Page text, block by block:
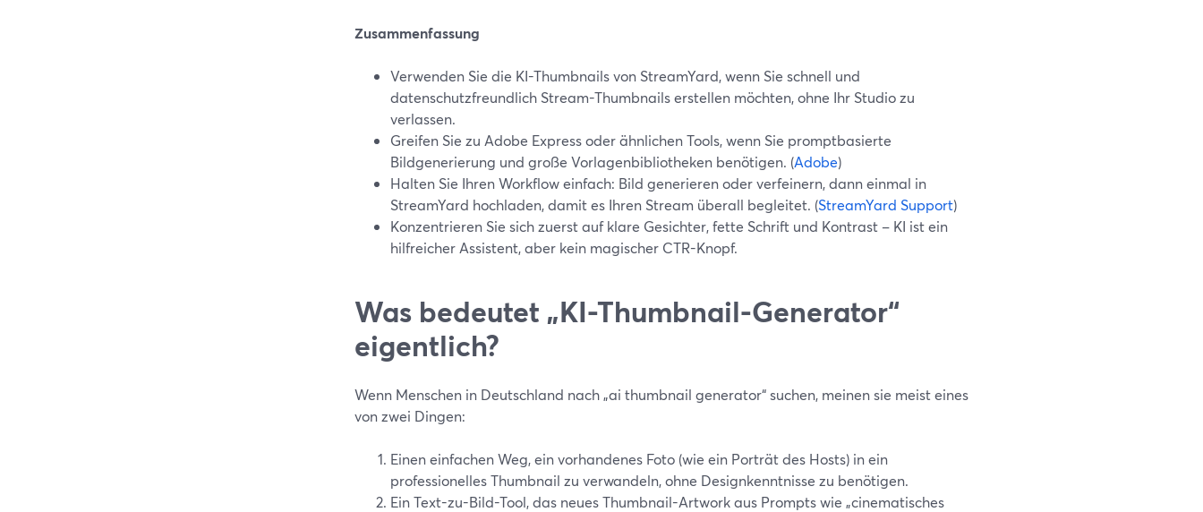
Zusammenfassung
Verwenden Sie die KI-Thumbnails von StreamYard, wenn Sie schnell und
datenschutzfreundlich Stream-Thumbnails erstellen möchten, ohne Ihr Studio zu
verlassen.
Greifen Sie zu Adobe Express oder ähnlichen Tools, wenn Sie promptbasierte
Bildgenerierung und große Vorlagenbibliotheken benötigen. (Adobe)
Halten Sie Ihren Workflow einfach: Bild generieren oder verfeinern, dann einmal in
StreamYard hochladen, damit es Ihren Stream überall begleitet. (StreamYard Support)
Konzentrieren Sie sich zuerst auf klare Gesichter, fette Schrift und Kontrast – KI ist ein
hilfreicher Assistent, aber kein magischer CTR-Knopf.
Was bedeutet „KI-Thumbnail-Generator“
eigentlich?
Wenn Menschen in Deutschland nach „ai thumbnail generator“ suchen, meinen sie meist eines
von zwei Dingen:
Einen einfachen Weg, ein vorhandenes Foto (wie ein Porträt des Hosts) in ein
professionelles Thumbnail zu verwandeln, ohne Designkenntnisse zu benötigen.
Ein Text-zu-Bild-Tool, das neues Thumbnail-Artwork aus Prompts wie „cinematisches